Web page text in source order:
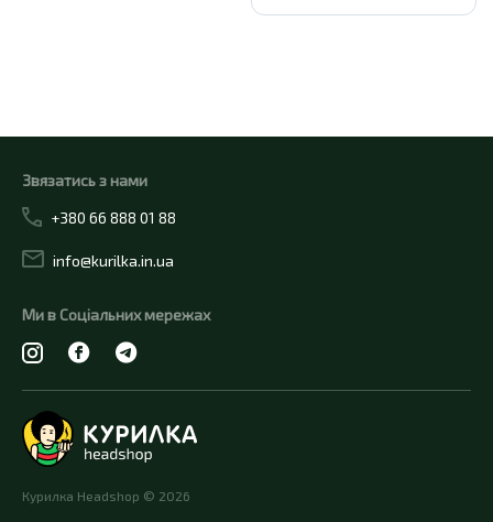
Курилка Headshop © 2026
Звязатись з нами
+380 66 888 01 88
info@kurilka.in.ua
Ми в Соціальних мережах